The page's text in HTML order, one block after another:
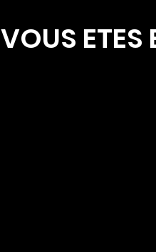
VOUS ETES